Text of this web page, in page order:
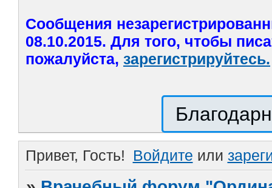
Сообщения
08.10.2015. Для того, чтобы
пожалуйста, зарегистрируйтесь.
Привет, Гость! Войдите или